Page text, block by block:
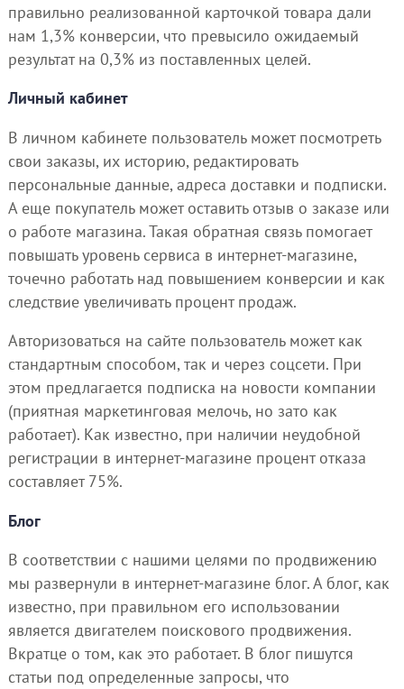
правильно реализованной карточкой товара дали
нам 1,3% конверсии, что превысило ожидаемый
результат на 0,3% из поставленных целей.
Личный кабинет
В личном кабинете пользователь может посмотреть
свои заказы, их историю, редактировать
персональные данные, адреса доставки и подписки.
А еще покупатель может оставить отзыв о заказе или
о работе магазина. Такая обратная связь помогает
повышать уровень сервиса в интернет-магазине,
точечно работать над повышением конверсии и как
следствие увеличивать процент продаж.
Авторизоваться на сайте пользователь может как
стандартным способом, так и через соцсети. При
этом предлагается подписка на новости компании
(приятная маркетинговая мелочь, но зато как
работает). Как известно, при наличии неудобной
регистрации в интернет-магазине процент отказа
составляет 75%.
Блог
В соответствии с нашими целями по продвижению
мы развернули в интернет-магазине блог. А блог, как
известно, при правильном его использовании
является двигателем поискового продвижения.
Вкратце о том, как это работает. В блог пишутся
статьи под определенные запросы, что